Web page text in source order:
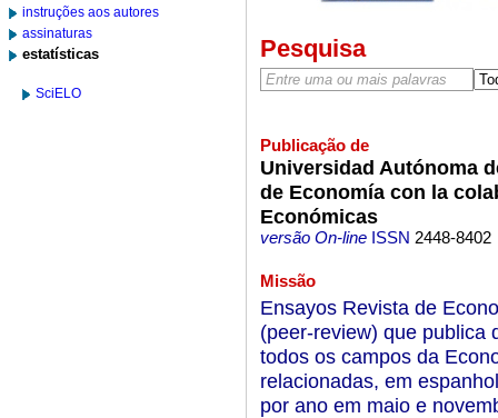
instruções aos autores
assinaturas
estatísticas
SciELO
Pesquisa
Publicação de
Universidad Autónoma
de Economía con la
Económicas
versão On-lineISSN 2448-8402
Missão
Ensayos Revista de
(peer-review) que publica
todos os campos da
relacionadas, em
por ano em maio e